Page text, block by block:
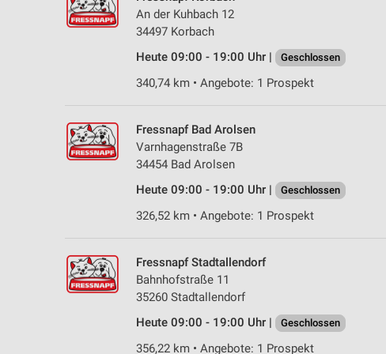
An der Kuhbach 12
34497 Korbach
Heute 09:00 - 19:00 Uhr |
Geschlossen
340,74 km • Angebote: 1 Prospekt
Fressnapf Bad Arolsen
Varnhagenstraße 7B
34454 Bad Arolsen
Heute 09:00 - 19:00 Uhr |
Geschlossen
326,52 km • Angebote: 1 Prospekt
Fressnapf Stadtallendorf
Bahnhofstraße 11
35260 Stadtallendorf
Heute 09:00 - 19:00 Uhr |
Geschlossen
356,22 km • Angebote: 1 Prospekt